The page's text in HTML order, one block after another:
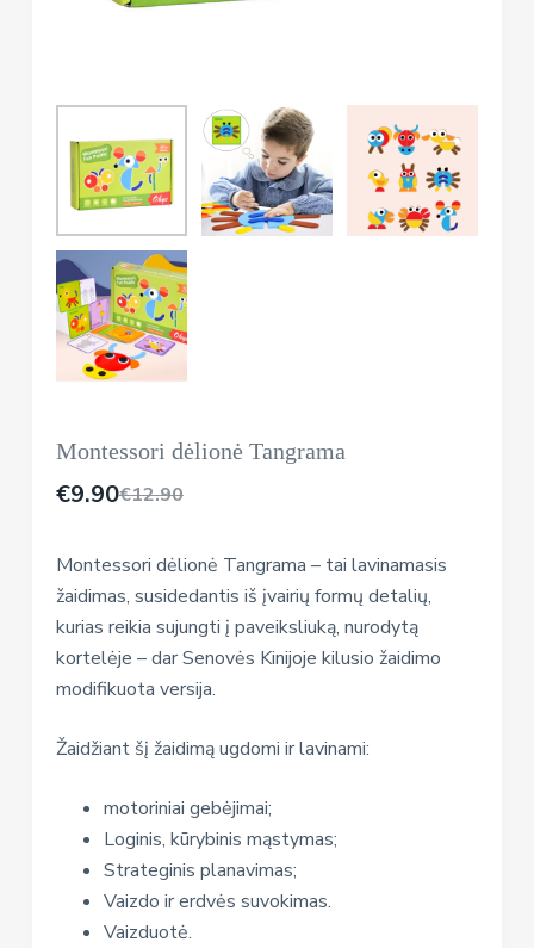
Montessori dėlionė Tangrama
€12.90
€9.90
Montessori dėlionė Tangrama – tai lavinamasis
žaidimas, susidedantis iš įvairių formų detalių,
kurias reikia sujungti į paveiksliuką, nurodytą
kortelėje – dar Senovės Kinijoje kilusio žaidimo
modifikuota versija.
Žaidžiant šį žaidimą ugdomi ir lavinami:
motoriniai gebėjimai;
Loginis, kūrybinis mąstymas;
Strateginis planavimas;
Vaizdo ir erdvės suvokimas.
Vaizduotė.